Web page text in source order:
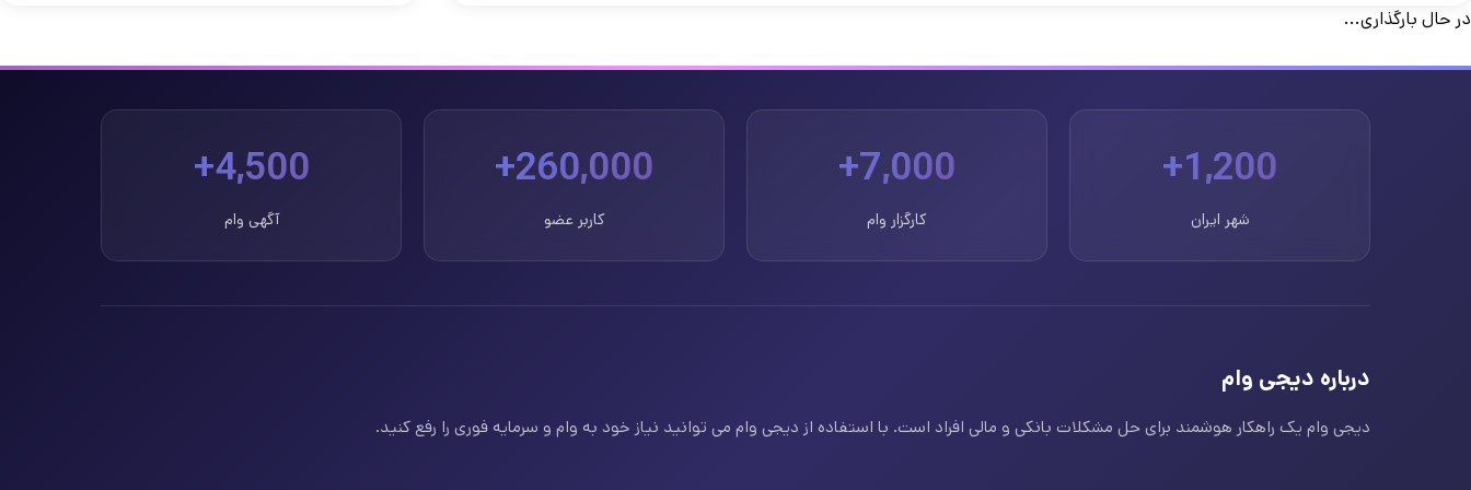
در حال بارگذاری...
1,200+
شهر ایران
7,000+
کارگزار وام
260,000+
کاربر عضو
4,500+
آگهی وام
درباره دیجی وام
دیجی وام یک راهکار هوشمند برای حل مشکلات بانکی و مالی افراد است. با استفاده از دیجی وام می توانید نیاز خود به وام و سرمایه فوری را رفع کنید.